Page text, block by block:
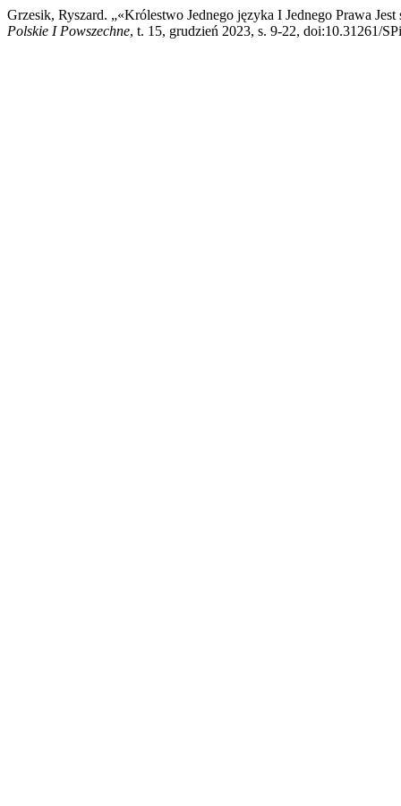
Grzesik, Ryszard. „«Królestwo Jednego języka I Jednego Prawa
Polskie I Powszechne, t. 15, grudzień 2023, s. 9-22, doi:10.31261/